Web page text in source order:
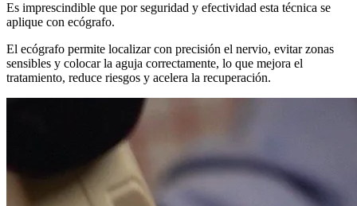
Es imprescindible que por seguridad y efectividad esta técnica se
aplique con ecógrafo.
El ecógrafo permite localizar con precisión el nervio, evitar zonas
sensibles y colocar la aguja correctamente, lo que mejora el
tratamiento, reduce riesgos y acelera la recuperación.